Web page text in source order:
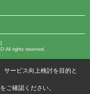
All rights reserved.
サービス向上検討を目的と
をご確認ください。